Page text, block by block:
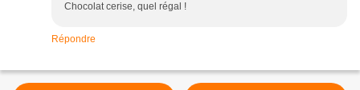
Chocolat cerise, quel régal !
Répondre